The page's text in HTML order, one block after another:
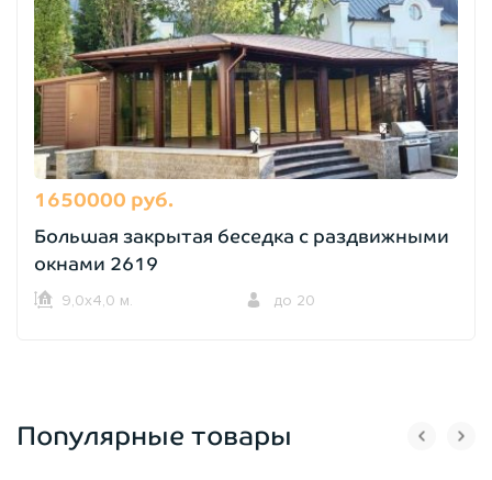
1650000 руб.
Большая закрытая беседка с раздвижными
окнами 2619
9,0х4,0 м. до 20
Популярные товары